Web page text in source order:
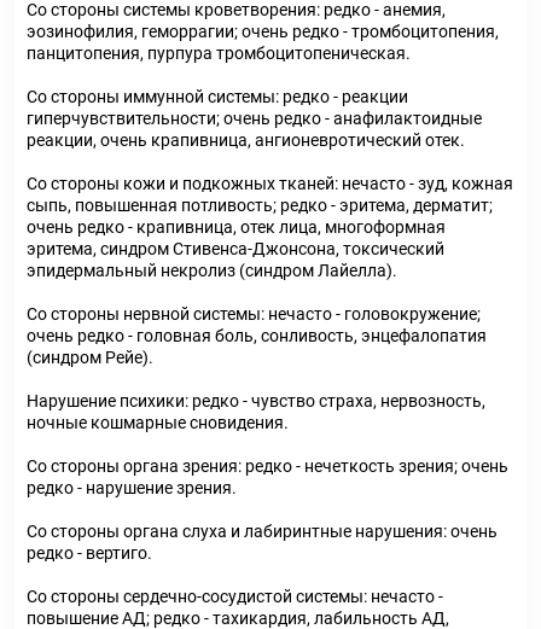
Со стороны системы кроветворения: редко - анемия,
эозинофилия, геморрагии; очень редко - тромбоцитопения,
панцитопения, пурпура тромбоцитопеническая.
Со стороны иммунной системы: редко - реакции
гиперчувствительности; очень редко - анафилактоидные
реакции, очень крапивница, ангионевротический отек.
Со стороны кожи и подкожных тканей: нечасто - зуд, кожная
сыпь, повышенная потливость; редко - эритема, дерматит;
очень редко - крапивница, отек лица, многоформная
эритема, синдром Стивенса-Джонсона, токсический
эпидермальный некролиз (синдром Лайелла).
Со стороны нервной системы: нечасто - головокружение;
очень редко - головная боль, сонливость, энцефалопатия
(синдром Рейе).
Нарушение психики: редко - чувство страха, нервозность,
ночные кошмарные сновидения.
Со стороны органа зрения: редко - нечеткость зрения; очень
редко - нарушение зрения.
Со стороны органа слуха и лабиринтные нарушения: очень
редко - вертиго.
Со стороны сердечно-сосудистой системы: нечасто -
повышение АД; редко - тахикардия, лабильность АД,